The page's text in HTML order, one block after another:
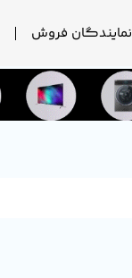
نمایندگان فروش